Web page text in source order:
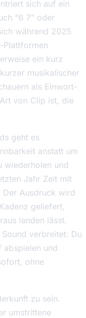
sich auf ein
“6 7” oder
während 2025
Plattformen
ein kurz
musikalischer
als Einwort-
von Clip ist, die
geht es
anstatt um
wiederholen und
Jahr Zeit mit
Der Ausdruck wird
geliefert,
landen lässt.
verbreitet: Du
abspielen und
ohne
zu sein.
umstrittene